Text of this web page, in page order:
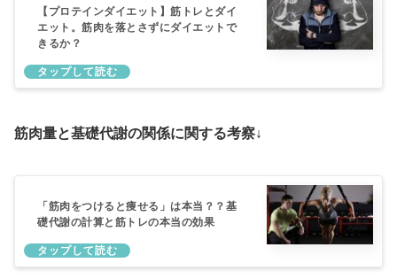
【プロテインダイエット】筋トレとダイ
エット。筋肉を落とさずにダイエットで
きるか？
筋肉量と基礎代謝の関係に関する考察↓
「筋肉をつけると痩せる」は本当？？基
礎代謝の計算と筋トレの本当の効果